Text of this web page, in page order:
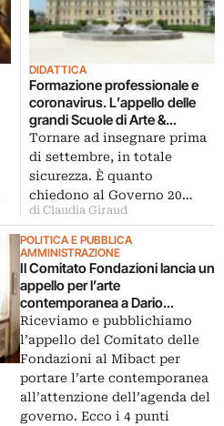
DIDATTICA
Formazione professionale e
coronavirus. L’appello delle
grandi Scuole di Arte &
Mestiere italiane
Tornare ad insegnare prima
di settembre, in totale
sicurezza. È quanto
chiedono al Governo 20…
di Claudia Giraud
POLITICA E PUBBLICA
AMMINISTRAZIONE
Il Comitato Fondazioni lancia un
appello per l’arte
contemporanea a Dario
Franceschini
Riceviamo e pubblichiamo
l’appello del Comitato delle
Fondazioni al Mibact per
portare l’arte contemporanea
all’attenzione dell’agenda del
governo. Ecco i 4 punti